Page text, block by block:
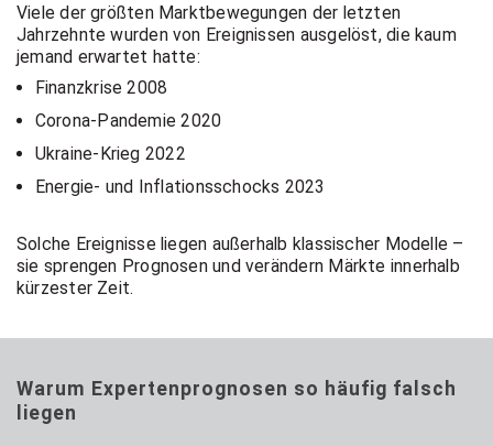
Viele der größten Marktbewegungen der letzten
Jahrzehnte wurden von Ereignissen ausgelöst, die kaum
jemand erwartet hatte:
Finanzkrise 2008
Corona-Pandemie 2020
Ukraine-Krieg 2022
Energie- und Inflationsschocks 2023
Solche Ereignisse liegen außerhalb klassischer Modelle –
sie sprengen Prognosen und verändern Märkte innerhalb
kürzester Zeit.
Warum Expertenprognosen so häufig falsch
liegen